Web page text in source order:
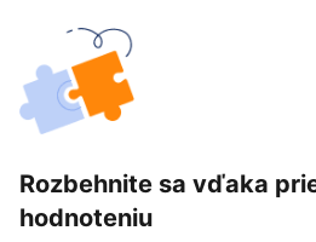
Rozbehnite sa vďaka
hodnoteniu